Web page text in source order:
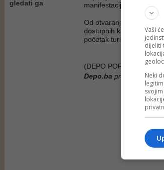
gledati ga
manifestacijama mjesnih
Od otvaranja je, kako
dostupnih kapaciteta je
početak turističke
(DEPO PORTAL/ad/
Depo.ba pratite putem
Vaši
dijeliti
Neki